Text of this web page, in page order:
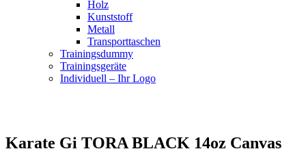
Holz
Kunststoff
Metall
Transporttaschen
Trainingsdummy
Trainingsgeräte
Individuell – Ihr Logo
Karate Gi TORA BLACK 14oz Canvas